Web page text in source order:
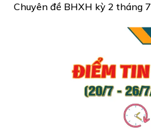
Chuyên đề BHXH kỳ 2 tháng 7